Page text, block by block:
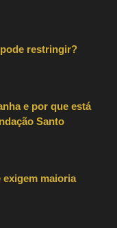
restringir?
e por que está
Santo
exigem maioria